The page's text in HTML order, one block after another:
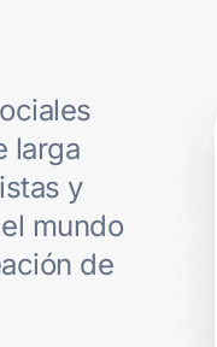
larga
y
mundo
de